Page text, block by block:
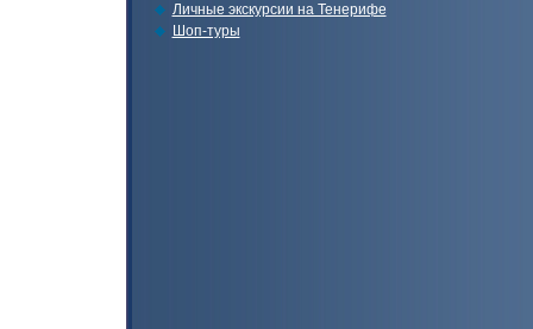
Личные экскурсии на Тенерифе
Шоп-туры